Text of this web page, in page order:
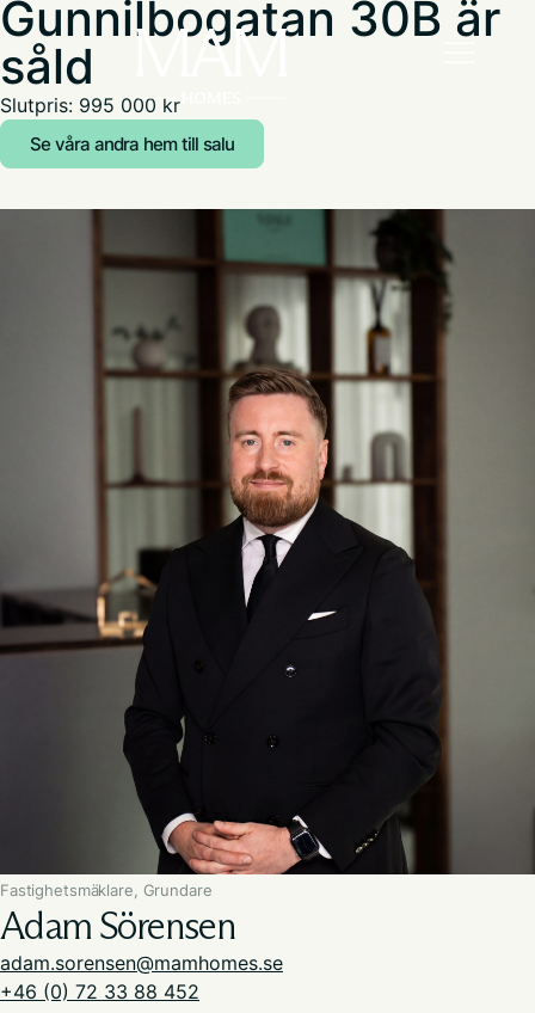
Gunnilbogatan 30B är
såld
Slutpris: 995 000 kr
Se våra andra hem till salu
Fastighetsmäklare, Grundare
Adam Sörensen
adam.sorensen@mamhomes.se
+46 (0) 72 33 88 452